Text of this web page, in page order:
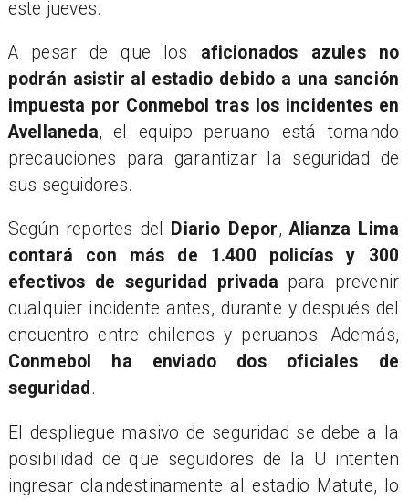
este jueves.
A pesar de que los aficionados azules no
podrán asistir al estadio debido a una sanción
impuesta por Conmebol tras los incidentes en
Avellaneda, el equipo peruano está tomando
precauciones para garantizar la seguridad de
sus seguidores.
Según reportes del Diario Depor,Alianza Lima
contará con más de 1.400 policías y 300
efectivos de seguridad privada para prevenir
cualquier incidente antes, durante y después del
encuentro entre chilenos y peruanos. Además,
Conmebol ha enviado dos oficiales de
seguridad .
El despliegue masivo de seguridad se debe a la
posibilidad de que seguidores de la U intenten
ingresar clandestinamente al estadio Matute, lo